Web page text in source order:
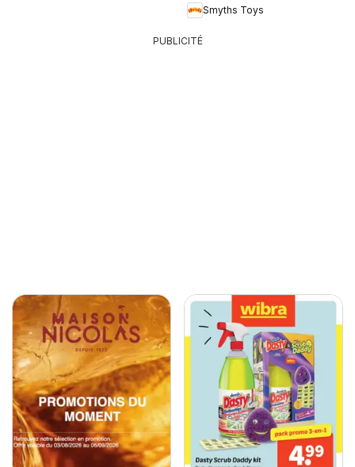
Smyths Toys
PUBLICITÉ